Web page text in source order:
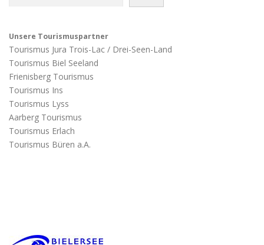
Unsere Tourismuspartner
Tourismus Jura Trois-Lac / Drei-Seen-Land
Tourismus Biel Seeland
Frienisberg Tourismus
Tourismus Ins
Tourismus Lyss
Aarberg Tourismus
Tourismus Erlach
Tourismus Büren a.A.